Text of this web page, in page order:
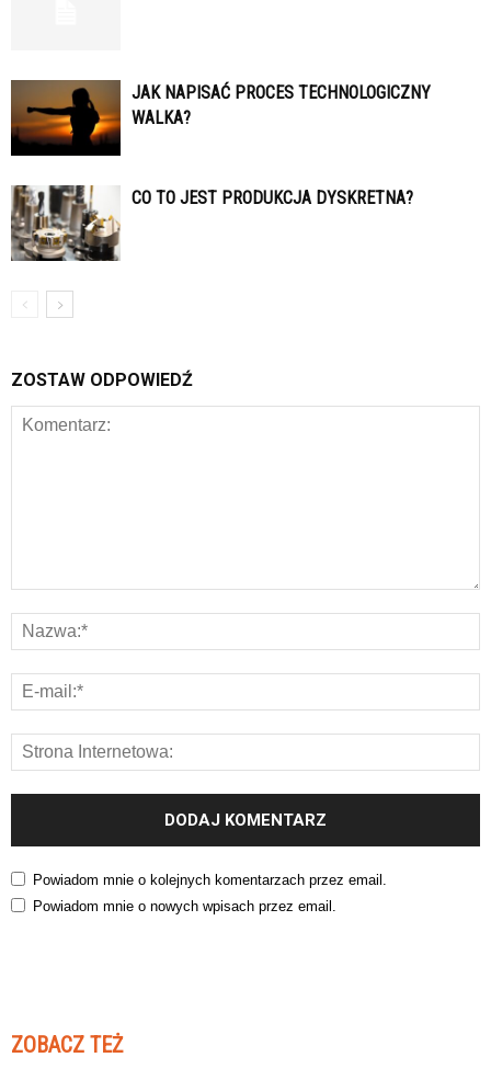
JAK NAPISAĆ PROCES TECHNOLOGICZNY
WALKA?
CO TO JEST PRODUKCJA DYSKRETNA?
ZOSTAW ODPOWIEDŹ
Powiadom mnie o kolejnych komentarzach przez email.
Powiadom mnie o nowych wpisach przez email.
ZOBACZ TEŻ